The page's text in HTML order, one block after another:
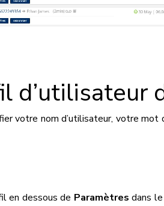
d’utilisateur
votre nom d’utilisateur, votre
en dessous de Paramètres dans